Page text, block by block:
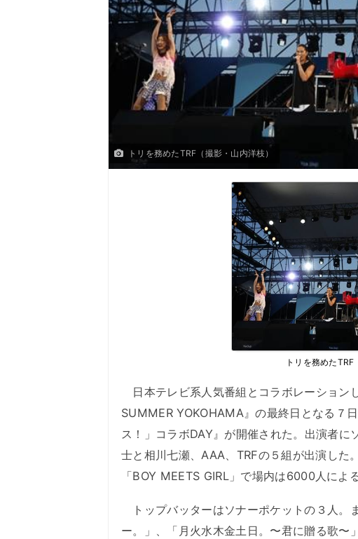
トリを務めたTRF（撮影・山内洋枝）
トリを務めたTRF
日本テレビ系人気番組とコラボレーション
SUMMER YOKOHAMA』の最終日となる７
ス！」コラボDAY』が開催された。出演者に
士と相川七瀬、AAA、TRFの５組が出演した
「BOY MEETS GIRL」で場内は6000人によ
トップバッターはソナーポケットの３人。
ー。」、「月火水木金土日。〜君に贈る歌〜